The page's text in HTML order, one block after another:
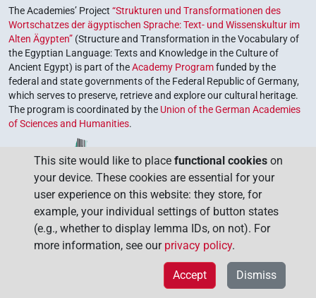
The Academies’ Project “Strukturen und Transformationen des
Wortschatzes der ägyptischen Sprache: Text- und Wissenskultur im
Alten Ägypten” (Structure and Transformation in the Vocabulary of
the Egyptian Language: Texts and Knowledge in the Culture of
Ancient Egypt) is part of theAcademy Programfunded by the
federal and state governments of the Federal Republic of Germany,
which serves to preserve, retrieve and explore our cultural heritage.
The program is coordinated by the Union of the German Academies
of Sciences and Humanities.
This site would like to place functional cookies on
your device. These cookies are essential for your
user experience on this website: they store, for
example, your individual settings of button states
(e.g., whether to display lemma IDs, on not). For
more information, see our privacy policy.
Dismiss
Accept